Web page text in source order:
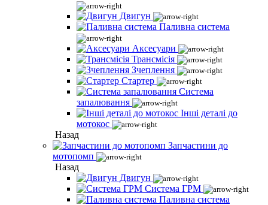
Двигун
Паливна система
Аксесуари
Трансмісія
Зчеплення
Стартер
Система
запалювання
Інші деталі до
мотокос
Назад
Запчастини до
мотопомп
Назад
Двигун
Система ГРМ
Паливна система